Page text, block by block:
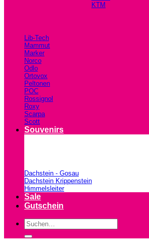
KTM
Lib-Tech
Mammut
Marker
Norco
Odlo
Ortovox
Peltonen
POC
Rossignol
Roxy
Scarpa
Scott
Souvenirs
Dachstein - Gosau
Dachstein Krippenstein
Himmelsleiter
Sale
Gutschein
Suchen
nach: